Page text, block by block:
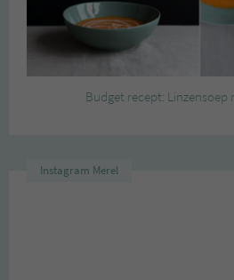
Budget recept:
Instagram Merel